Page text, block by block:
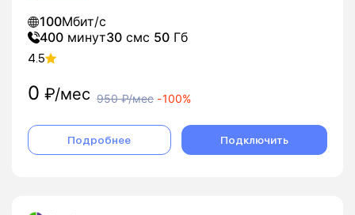
100Мбит/с
400 минут30 смс 50 Гб
4.5
0 ₽/мес 950₽/мес -100%
Подробнее Подключить